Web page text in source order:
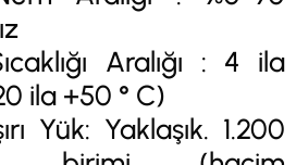
Aralığı : 4 ila
ila +50 ° C)
Yük: Yaklaşık. 1.200